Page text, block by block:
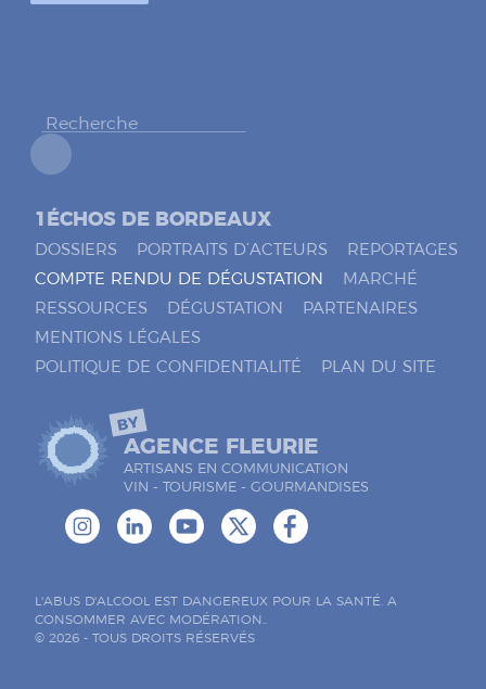
1ÉCHOS DE BORDEAUX
DOSSIERS PORTRAITS D’ACTEURS
REPORTAGES
COMPTE RENDU DE DÉGUSTATION
MARCHÉ
RESSOURCES
DÉGUSTATION
PARTENAIRES
MENTIONS LÉGALES
POLITIQUE DE CONFIDENTIALITÉ
PLAN DU SITE
BY
AGENCE FLEURIE
ARTISANS EN COMMUNICATION
VIN - TOURISME - GOURMANDISES
L'ABUS D'ALCOOL EST DANGEREUX POUR LA SANTÉ. A
CONSOMMER AVEC MODÉRATION..
© 2026 - TOUS DROITS RÉSERVÉS